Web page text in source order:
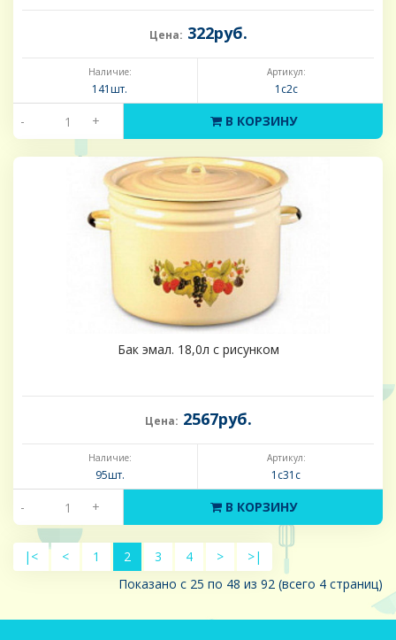
Цена: 322руб.
Наличие:
141шт.
Артикул:
1с2с
- + В КОРЗИНУ
Бак эмал. 18,0л с рисунком
Цена: 2567руб.
Наличие:
95шт.
Артикул:
1с31с
- + В КОРЗИНУ
|< < 1 2 3 4 >
>|
Показано с 25 по 48 из 92 (всего 4 страниц)